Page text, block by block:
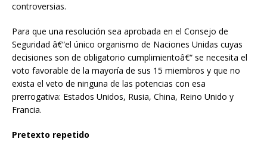
controversias.
Para que una resolución sea aprobada en el Consejo de
Seguridad â€“el único organismo de Naciones Unidas cuyas
decisiones son de obligatorio cumplimientoâ€“ se necesita el
voto favorable de la mayoría de sus 15 miembros y que no
exista el veto de ninguna de las potencias con esa
prerrogativa: Estados Unidos, Rusia, China, Reino Unido y
Francia.
Pretexto repetido